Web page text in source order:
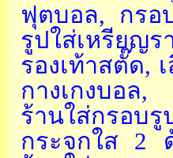
ฟุตบอล, กรอ
รูปใส่เหรียญ
รองเท้าสตั๊ด,
กางเกงบอล,
ร้านใส่กรอบ
กระจกใส 2